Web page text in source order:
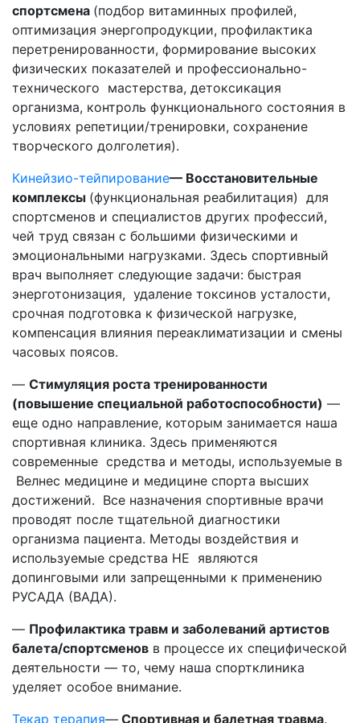
спортсмена (подбор витаминных профилей,
оптимизация энергопродукции, профилактика
перетренированности, формирование высоких
физических показателей и профессионально-
технического мастерства, детоксикация
организма, контроль функционального состояния в
условиях репетиции/тренировки, сохранение
творческого долголетия).
Кинейзио-тейпирование— Восстановительные
комплексы (функциональная реабилитация) для
спортсменов и специалистов других профессий,
чей труд связан с большими физическими и
эмоциональными нагрузками. Здесь спортивный
врач выполняет следующие задачи: быстрая
энерготонизация, удаление токсинов усталости,
срочная подготовка к физической нагрузке,
компенсация влияния переаклиматизации и смены
часовых поясов.
— Стимуляция роста тренированности
(повышение специальной работоспособности) —
еще одно направление, которым занимается наша
спортивная клиника. Здесь применяются
современные средства и методы, используемые в
Велнес медицине и медицине спорта высших
достижений. Все назначения спортивные врачи
проводят после тщательной диагностики
организма пациента. Методы воздействия и
используемые средства НЕ являются
допинговыми или запрещенными к применению
РУСАДА (ВАДА).
— Профилактика травм и заболеваний артистов
балета/спортсменов в процессе их специфической
деятельности — то, чему наша спортклиника
уделяет особое внимание.
Текар терапия— Спортивная и балетная травма.